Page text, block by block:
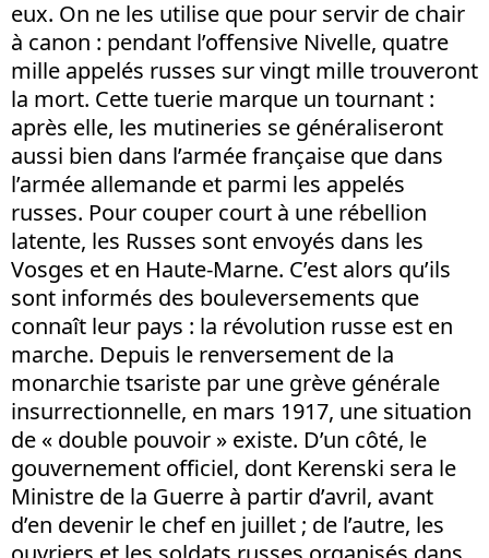
eux. On ne les utilise que pour servir de chair
à canon : pendant l’offensive Nivelle, quatre
mille appelés russes sur vingt mille trouveront
la mort. Cette tuerie marque un tournant :
après elle, les mutineries se généraliseront
aussi bien dans l’armée française que dans
l’armée allemande et parmi les appelés
russes. Pour couper court à une rébellion
latente, les Russes sont envoyés dans les
Vosges et en Haute-Marne. C’est alors qu’ils
sont informés des bouleversements que
connaît leur pays : la révolution russe est en
marche. Depuis le renversement de la
monarchie tsariste par une grève générale
insurrectionnelle, en mars 1917, une situation
de « double pouvoir » existe. D’un côté, le
gouvernement officiel, dont Kerenski sera le
Ministre de la Guerre à partir d’avril, avant
d’en devenir le chef en juillet ; de l’autre, les